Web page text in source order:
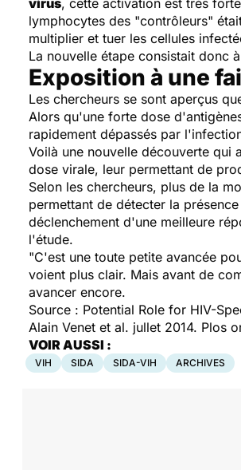
virus, cette activation est très
lymphocytes des "contrôleurs"
multiplier et tuer les cellules
La nouvelle étape consistait donc
Exposition à une
Les chercheurs se sont aperçus
Alors qu'une forte dose
rapidement dépassés par
Voilà une nouvelle découverte qui
dose virale, leur permettant de
Selon les chercheurs, plus de la
permettant de détecter la
déclenchement d'une meilleure
l'étude.
"C'est une toute petite avancée
voient plus clair. Mais avant de
avancer encore.
Source : Potential Role for HIV-
Alain Venet et al. jullet 2014. Plos
VOIR AUSSI :
VIH SIDA SIDA-VIH ARCHIVES